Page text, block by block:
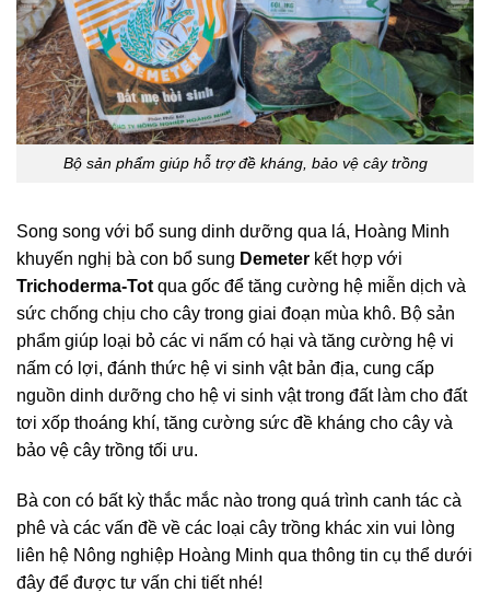
Bộ sản phẩm giúp hỗ trợ đề kháng, bảo vệ cây trồng
Song song với bổ sung dinh dưỡng qua lá, Hoàng Minh
khuyến nghị bà con bổ sung Demeter kết hợp với
Trichoderma-Tot qua gốc để tăng cường hệ miễn dịch và
sức chống chịu cho cây trong giai đoạn mùa khô. Bộ sản
phẩm giúp loại bỏ các vi nấm có hại và tăng cường hệ vi
nấm có lợi, đánh thức hệ vi sinh vật bản địa, cung cấp
nguồn dinh dưỡng cho hệ vi sinh vật trong đất làm cho đất
tơi xốp thoáng khí, tăng cường sức đề kháng cho cây và
bảo vệ cây trồng tối ưu.
Bà con có bất kỳ thắc mắc nào trong quá trình canh tác cà
phê và các vấn đề về các loại cây trồng khác xin vui lòng
liên hệ Nông nghiệp Hoàng Minh qua thông tin cụ thể dưới
đây để được tư vấn chi tiết nhé!